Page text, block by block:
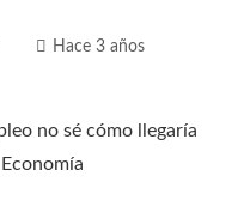
Hace 3 años